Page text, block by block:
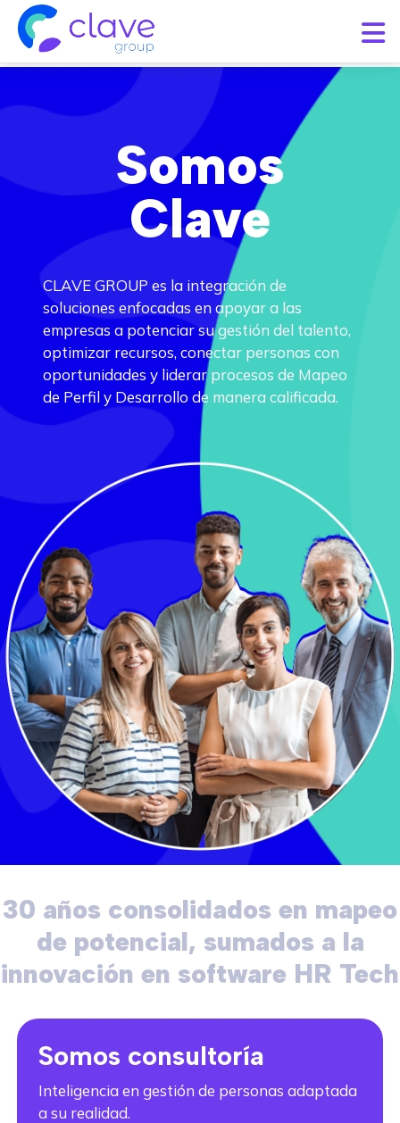
Somos
Clave
CLAVE GROUP es la integración de
soluciones enfocadas en apoyar a las
empresas a potenciar su gestión del talento,
optimizar recursos, conectar personas con
oportunidades y liderar procesos de Mapeo
de Perfil y Desarrollo de manera calificada.
30 años consolidados en mapeo
de potencial, sumados a la
innovación en software HR Tech
Somos consultoría
Inteligencia en gestión de personas adaptada
a su realidad.